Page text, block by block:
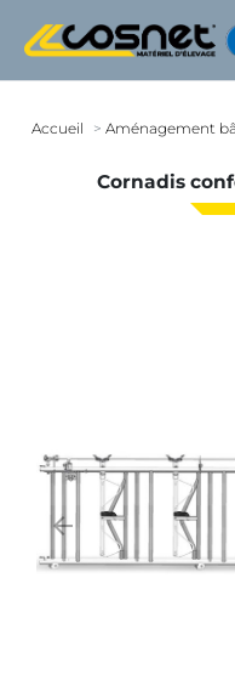
Accueil Aménagement
Cornadis
Précédent
arrow_backward